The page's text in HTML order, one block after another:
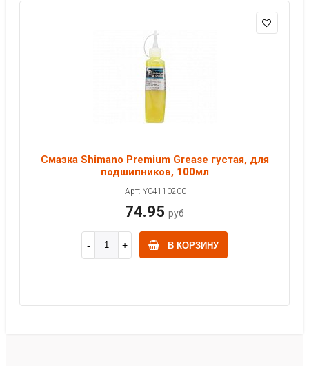
Смазка Shimano Premium Grease густая, для
подшипников, 100мл
Арт: Y04110200
74.95 руб
В КОРЗИНУ